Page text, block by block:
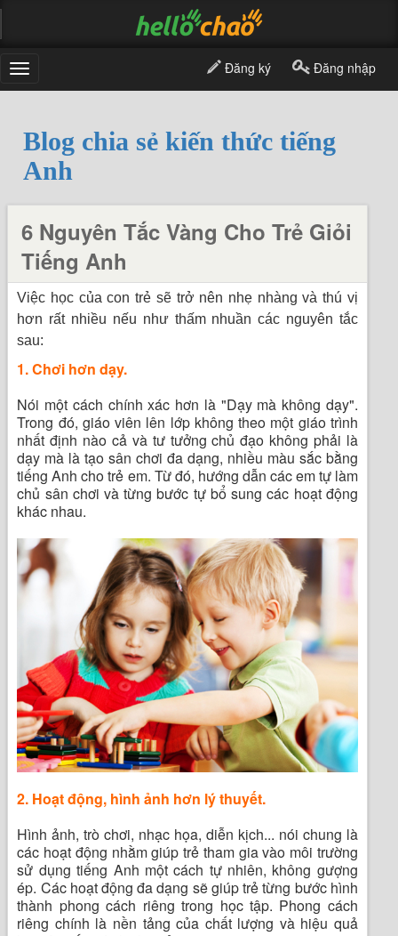
Toggle
navigation
Đăng ký Đăng nhập
Blog chia sẻ kiến thức tiếng
Anh
6 Nguyên Tắc Vàng Cho Trẻ Giỏi
Tiếng Anh
Việc học của con trẻ sẽ trở nên nhẹ nhàng và thú vị
hơn rất nhiều nếu như thấm nhuần các nguyên tắc
sau:
1. Chơi hơn dạy.
Nói một cách chính xác hơn là "Dạy mà không dạy".
Trong đó, giáo viên lên lớp không theo một giáo trình
nhất định nào cả và tư tưởng chủ đạo không phải là
dạy mà là tạo sân chơi đa dạng, nhiều màu sắc bằng
tiếng Anh cho trẻ em. Từ đó, hướng dẫn các em tự làm
chủ sân chơi và từng bước tự bổ sung các hoạt động
khác nhau.
2. Hoạt động, hình ảnh hơn lý thuyết.
Hình ảnh, trò chơi, nhạc họa, diễn kịch... nói chung là
các hoạt động nhằm giúp trẻ tham gia vào môi trường
sử dụng tiếng Anh một cách tự nhiên, không gượng
ép. Các hoạt động đa dạng sẽ giúp trẻ từng bước hình
thành phong cách riêng trong học tập. Phong cách
riêng chính là nền tảng của chất lượng và hiệu quả